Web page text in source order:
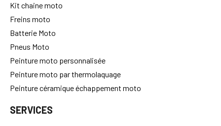
Kit chaine moto
Freins moto
Batterie Moto
Pneus Moto
Peinture moto personnalisée
Peinture moto par thermolaquage
Peinture céramique échappement moto
SERVICES